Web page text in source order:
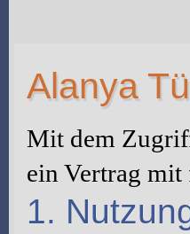
Alanya
Mit dem
ein Vertrag mit
1.